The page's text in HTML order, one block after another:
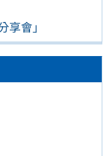
享會」